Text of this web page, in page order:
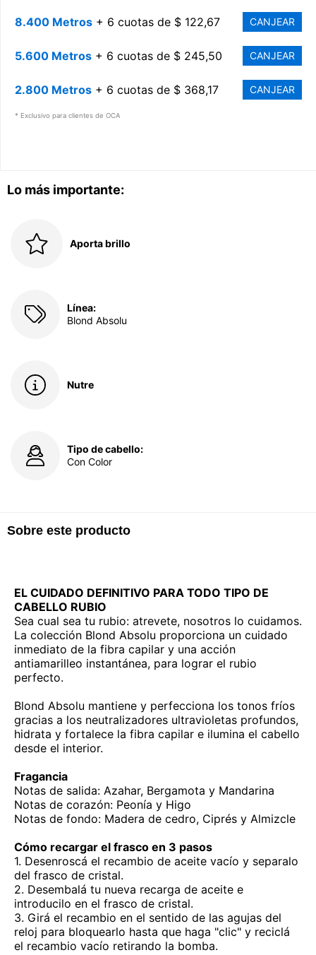
Lo más importante:
Aporta brillo
Línea:
Blond Absolu
Nutre
Tipo de cabello:
Con Color
Sobre este producto
EL CUIDADO DEFINITIVO PARA TODO TIPO DE
CABELLO RUBIO
Sea cual sea tu rubio: atrevete, nosotros lo cuidamos.
La colección Blond Absolu proporciona un cuidado
inmediato de la fibra capilar y una acción
antiamarilleo instantánea, para lograr el rubio
perfecto.
Blond Absolu mantiene y perfecciona los tonos fríos
gracias a los neutralizadores ultravioletas profundos,
hidrata y fortalece la fibra capilar e ilumina el cabello
desde el interior.
Fragancia
Notas de salida: Azahar, Bergamota y Mandarina
Notas de corazón: Peonía y Higo
Notas de fondo: Madera de cedro, Ciprés y Almizcle
Cómo recargar el frasco en 3 pasos
1. Desenroscá el recambio de aceite vacío y separalo
del frasco de cristal.
2. Desembalá tu nueva recarga de aceite e
introducilo en el frasco de cristal.
3. Girá el recambio en el sentido de las agujas del
reloj para bloquearlo hasta que haga "clic" y reciclá
el recambio vacío retirando la bomba.
8.400 Metros + 6 cuotas de $ 122,67 CANJEAR
5.600 Metros + 6 cuotas de $ 245,50 CANJEAR
2.800 Metros + 6 cuotas de $ 368,17 CANJEAR
* Exclusivo para clientes de OCA